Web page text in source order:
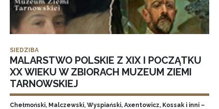
SIEDZIBA
MALARSTWO POLSKIE Z XIX I POCZĄTKU
XX WIEKU W ZBIORACH MUZEUM ZIEMI
TARNOWSKIEJ
Chełmoński, Malczewski, Wyspiański, Axentowicz, Kossak i inni –